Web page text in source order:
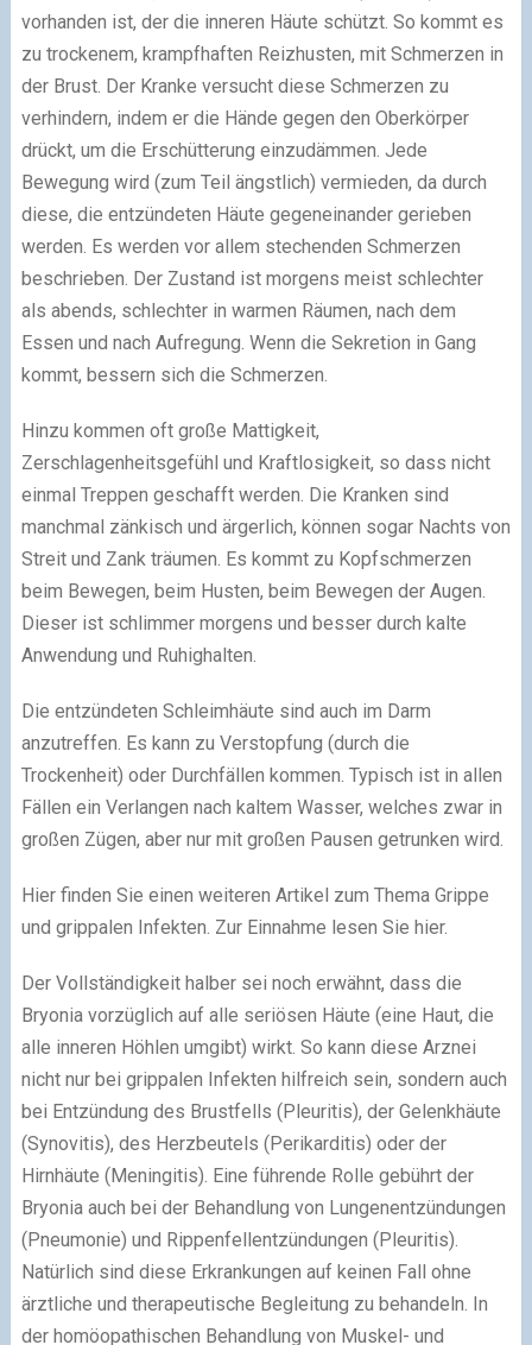
vorhanden ist, der die inneren Häute schützt. So kommt es
zu trockenem, krampfhaften Reizhusten, mit Schmerzen in
der Brust. Der Kranke versucht diese Schmerzen zu
verhindern, indem er die Hände gegen den Oberkörper
drückt, um die Erschütterung einzudämmen. Jede
Bewegung wird (zum Teil ängstlich) vermieden, da durch
diese, die entzündeten Häute gegeneinander gerieben
werden. Es werden vor allem stechenden Schmerzen
beschrieben. Der Zustand ist morgens meist schlechter
als abends, schlechter in warmen Räumen, nach dem
Essen und nach Aufregung. Wenn die Sekretion in Gang
kommt, bessern sich die Schmerzen.
Hinzu kommen oft große Mattigkeit,
Zerschlagenheitsgefühl und Kraftlosigkeit, so dass nicht
einmal Treppen geschafft werden. Die Kranken sind
manchmal zänkisch und ärgerlich, können sogar Nachts von
Streit und Zank träumen. Es kommt zu Kopfschmerzen
beim Bewegen, beim Husten, beim Bewegen der Augen.
Dieser ist schlimmer morgens und besser durch kalte
Anwendung und Ruhighalten.
Die entzündeten Schleimhäute sind auch im Darm
anzutreffen. Es kann zu Verstopfung (durch die
Trockenheit) oder Durchfällen kommen. Typisch ist in allen
Fällen ein Verlangen nach kaltem Wasser, welches zwar in
großen Zügen, aber nur mit großen Pausen getrunken wird.
Hier finden Sie einen weiteren Artikel zum Thema Grippe
und grippalen Infekten. Zur Einnahme lesen Sie hier.
Der Vollständigkeit halber sei noch erwähnt, dass die
Bryonia vorzüglich auf alle seriösen Häute (eine Haut, die
alle inneren Höhlen umgibt) wirkt. So kann diese Arznei
nicht nur bei grippalen Infekten hilfreich sein, sondern auch
bei Entzündung des Brustfells (Pleuritis), der Gelenkhäute
(Synovitis), des Herzbeutels (Perikarditis) oder der
Hirnhäute (Meningitis). Eine führende Rolle gebührt der
Bryonia auch bei der Behandlung von Lungenentzündungen
(Pneumonie) und Rippenfellentzündungen (Pleuritis).
Natürlich sind diese Erkrankungen auf keinen Fall ohne
ärztliche und therapeutische Begleitung zu behandeln. In
der homöopathischen Behandlung von Muskel- und